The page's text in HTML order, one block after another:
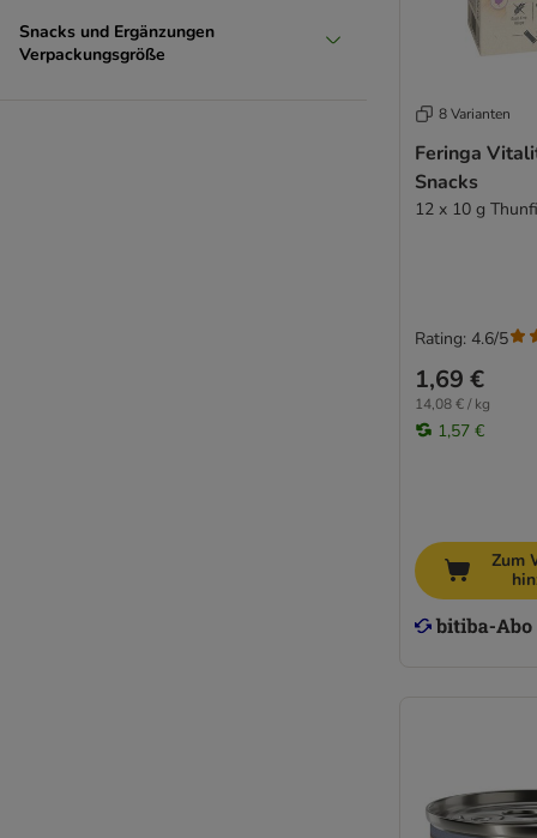
Snacks und Ergänzungen
Verpackungsgröße
8 Varianten
Feringa
Snacks
12 x 10 g
1,69 €
14,08 € / kg
1,57 €
Rating: 4.6/5
Zum